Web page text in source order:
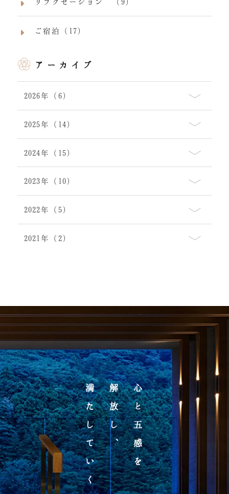
ご宿泊（17）
アーカイブ
2026年（6）
2025年（14）
2024年（15）
2023年（10）
2022年（5）
2021年（2）
心と五感を
解放し、
満たしていく